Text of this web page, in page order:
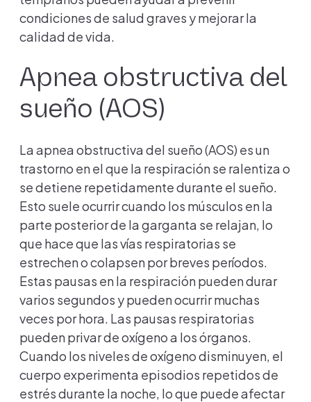
condiciones de salud graves y mejorar la
calidad de vida.
Apnea obstructiva del
sueño (AOS)
La apnea obstructiva del sueño (AOS) es un
trastorno en el que la respiración se ralentiza o
se detiene repetidamente durante el sueño.
Esto suele ocurrir cuando los músculos en la
parte posterior de la garganta se relajan, lo
que hace que las vías respiratorias se
estrechen o colapsen por breves períodos.
Estas pausas en la respiración pueden durar
varios segundos y pueden ocurrir muchas
veces por hora. Las pausas respiratorias
pueden privar de oxígeno a los órganos.
Cuando los niveles de oxígeno disminuyen, el
cuerpo experimenta episodios repetidos de
estrés durante la noche, lo que puede afectar